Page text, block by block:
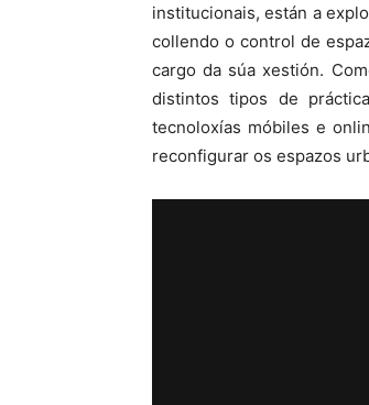
institucionais, están a
collendo o control de
cargo da súa xestión.
distintos tipos de
tecnoloxías móbiles e
reconfigurar os espazos